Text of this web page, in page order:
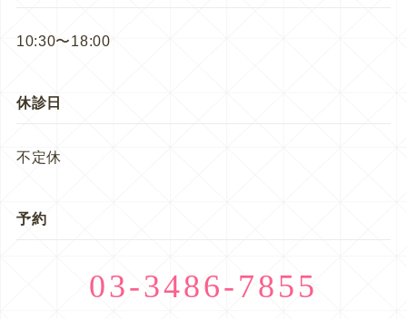
10:30〜18:00
休診日
不定休
予約
03-3486-7855